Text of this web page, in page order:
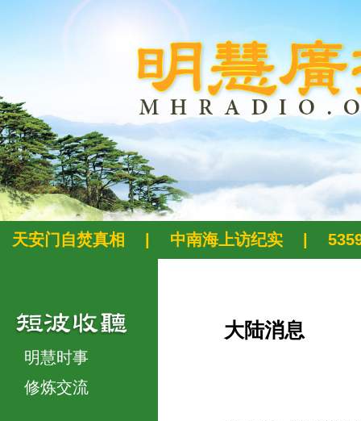
天安门自焚真相 中南海上访纪实
明慧时事
修炼交流
大陆消息